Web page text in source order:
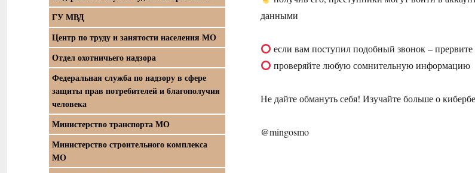
данными
если вам поступил подобный звонок –
проверяйте любую сомнительную информацию
Не дайте обмануть себя! Изучайте больше о
@mingosmo
ГУ МВД
Центр по труду и занятости населения МО
Отдел охотничьего надзора
Федеральная служба по надзору в сфере
защиты прав потребителей и благополучия
человека
Министерство транспорта МО
Министерство строительного комплекса
МО